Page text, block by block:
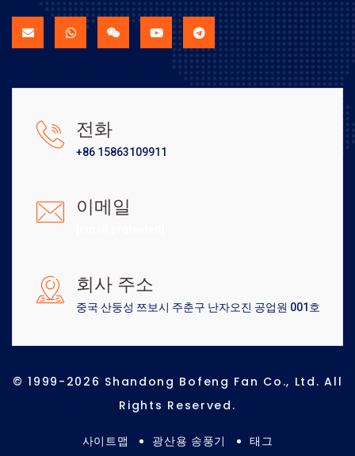
전화
+86 15863109911
이메일
회사 주소
중국 산둥성 쯔보시 주춘구 난자오진 공업원 001호
© 1999-2026 Shandong Bofeng Fan Co., Ltd. All
Rights Reserved.
사이트맵 광산용 송풍기 태그